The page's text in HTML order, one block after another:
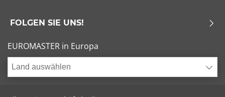
FOLGEN SIE UNS!
EUROMASTER in Europa
Land auswählen